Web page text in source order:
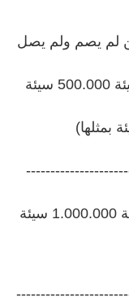
يصم ولم يصل
بمثلها)